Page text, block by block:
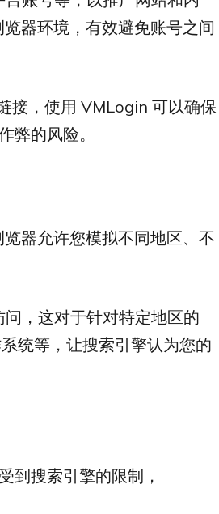
器环境，有效避免账号之间
接，使用 VMLogin 可以确保
弊的风险。
器允许您模拟不同地区、不
，这对于针对特定地区的
统等，让搜索引擎认为您的
到搜索引擎的限制，